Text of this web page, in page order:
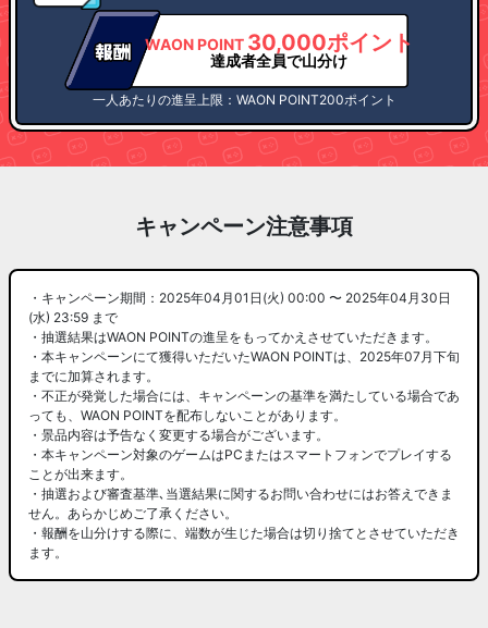
WAON POINT 30,000ポイント
達成者全員で山分け
一人あたりの進呈上限：WAON POINT200ポイント
キャンペーン注意事項
・キャンペーン期間：2025年04月01日(火) 00:00 〜 2025年04月30日
(水) 23:59 まで
・抽選結果はWAON POINTの進呈をもってかえさせていただきます。
・本キャンペーンにて獲得いただいたWAON POINTは、2025年07月下旬
までに加算されます。
・不正が発覚した場合には、キャンペーンの基準を満たしている場合であ
っても、WAON POINTを配布しないことがあります。
・景品内容は予告なく変更する場合がございます。
・本キャンペーン対象のゲームはPCまたはスマートフォンでプレイする
ことが出来ます。
・抽選および審査基準､当選結果に関するお問い合わせにはお答えできま
せん。あらかじめご了承ください。
・報酬を山分けする際に、端数が生じた場合は切り捨てとさせていただき
ます。